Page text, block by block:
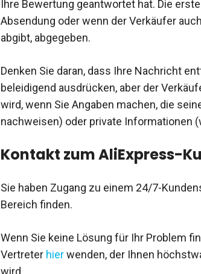
Ihre Bewertung geantwortet hat. Die
Absendung oder wenn der Verkäufer
abgibt, abgegeben.
Denken Sie daran, dass Ihre Nachricht
beleidigend ausdrücken, aber der
wird, wenn Sie Angaben machen, die
nachweisen) oder private Informationen
Kontakt zum AliExpress-
Sie haben Zugang zu einem 24/7-
Bereich finden.
Wenn Sie keine Lösung für Ihr Problem
Vertreter hierwenden, der Ihnen
wird.